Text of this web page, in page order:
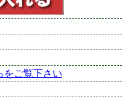
をご覧下さい